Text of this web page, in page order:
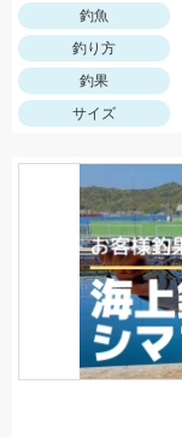
釣魚
釣り方
釣果
サイズ